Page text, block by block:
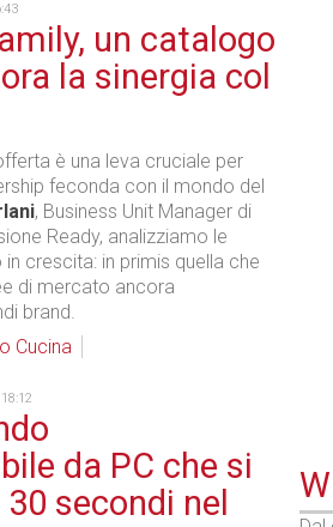
un catalogo
la sinergia col
è una leva cruciale per
feconda con il mondo del
, Business Unit Manager di
Ready, analizziamo le
crescita: in primis quella che
di mercato ancora
brand.
Cucina
da PC che si
secondi nel